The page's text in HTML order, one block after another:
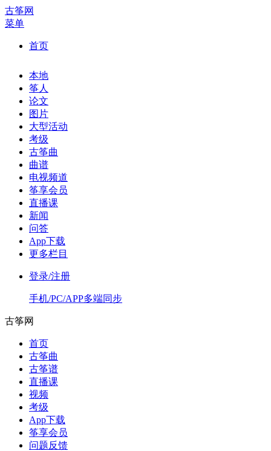
古筝网
菜单
首页
本地
筝人
论文
图片
大型活动
考级
古筝曲
曲谱
电视频道
筝享会员
直播课
新闻
问答
App下载
更多栏目
登录/注册
手机/PC/APP多端同步
古筝网
首页
古筝曲
古筝谱
直播课
视频
考级
App下载
筝享会员
问题反馈